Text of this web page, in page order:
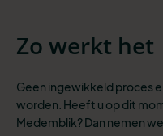
Zo werkt het
Geen ingewikkeld proces
worden. Heeft u op dit
Medemblik? Dan nemen